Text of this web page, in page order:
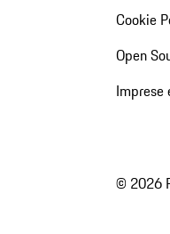
Cookie
Open
© 2026